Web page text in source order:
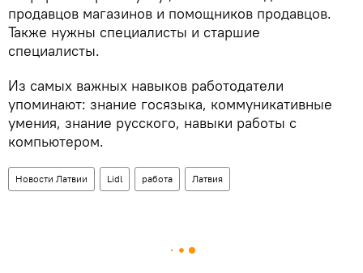
продавцов магазинов и помощников продавцов.
Также нужны специалисты и старшие
специалисты.
Из самых важных навыков работодатели
упоминают: знание госязыка, коммуникативные
умения, знание русского, навыки работы с
компьютером.
Новости Латвии Lidl работа Латвия